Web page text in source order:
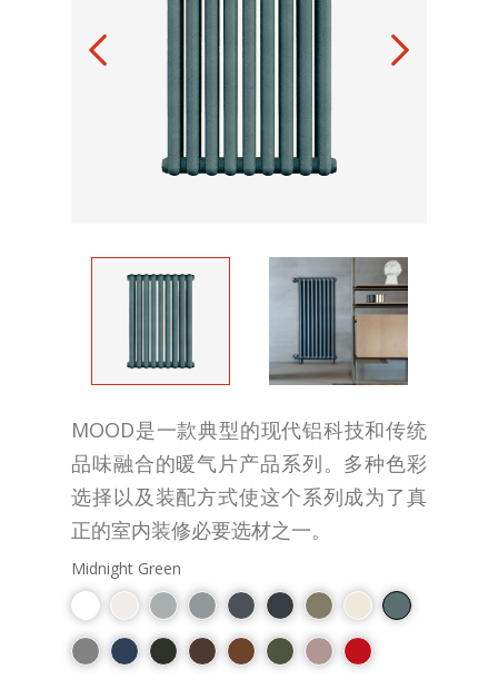
MOOD是一款典型的现代铝科技和传统
品味融合的暖气片产品系列。多种色彩
选择以及装配方式使这个系列成为了真
正的室内装修必要选材之一。
Midnight Green